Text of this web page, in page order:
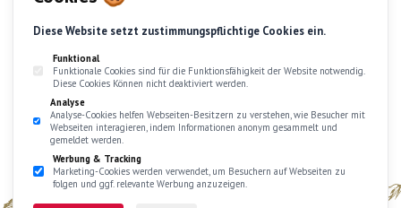
Diese Website setzt zustimmungspflichtige Cookies ein.
Funktional
Funktionale Cookies sind für die Funktionsfähigkeit der Website notwendig.
Diese Cookies Können nicht deaktiviert werden.
Analyse
Analyse-Cookies helfen Webseiten-Besitzern zu verstehen, wie Besucher mit
Webseiten interagieren, indem Informationen anonym gesammelt und
gemeldet werden.
Werbung & Tracking
Marketing-Cookies werden verwendet, um Besuchern auf Webseiten zu
folgen und ggf. relevante Werbung anzuzeigen.